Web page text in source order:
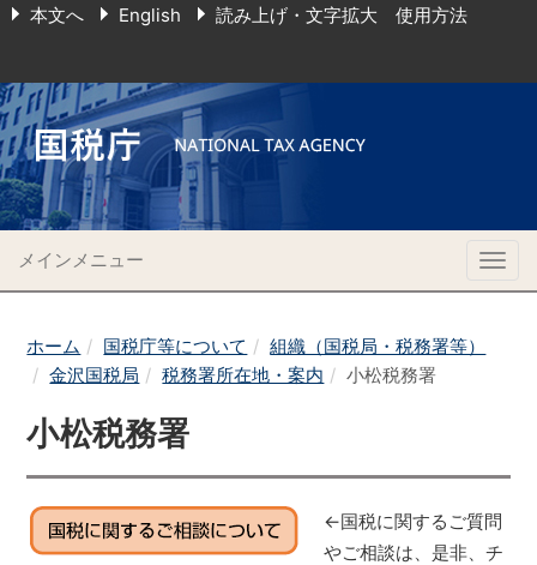
本文へ English 読み上げ・文字拡大 使用方法
メインメニュー
ホーム 国税庁等について
組織（国税局・税務署等）
金沢国税局
税務署所在地・案内 小松税務署
小松税務署
←国税に関するご質問
やご相談は、是非、チ